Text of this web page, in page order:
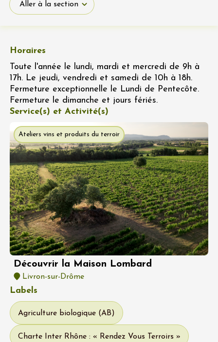
Aller à la section
Horaires
Toute l'année le lundi, mardi et mercredi de 9h à
17h. Le jeudi, vendredi et samedi de 10h à 18h.
Fermeture exceptionnelle le Lundi de Pentecôte.
Fermeture le dimanche et jours fériés.
Service(s) et Activité(s)
Ateliers vins et produits du terroir
Découvrir la Maison Lombard
Livron-sur-Drôme
Labels
Agriculture biologique (AB)
Charte Inter Rhône : « Rendez Vous Terroirs »